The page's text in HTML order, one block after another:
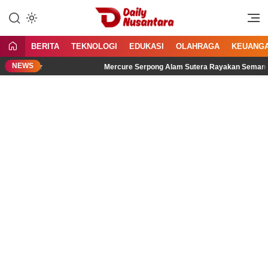
konten
Daily Nusantara
Menyajikan Fakta, Menginspirasi
BERITA TEKNOLOGI EDUKASI OLAHRAGA
NEWS Mercure Serpong Alam Sutera Rayakan Semangat